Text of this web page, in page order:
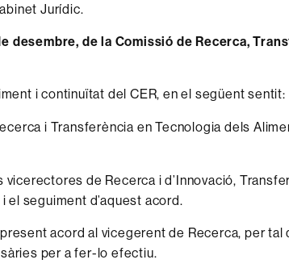
Jurídic.
desembre, de la Comissió de Recerca,
i continuïtat del CER, en el següent sentit:
i Transferència en Tecnologia dels
vicerectores de Recerca i d’Innovació,
el seguiment d’aquest acord.
acord al vicegerent de Recerca, per tal
per a fer-lo efectiu.